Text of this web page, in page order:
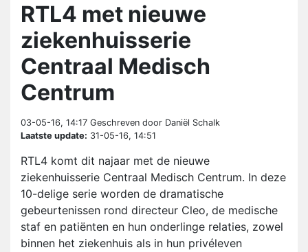
RTL4 met nieuwe
ziekenhuisserie
Centraal Medisch
Centrum
03-05-16, 14:17 Geschreven door Daniël Schalk
Laatste update: 31-05-16, 14:51
RTL4 komt dit najaar met de nieuwe
ziekenhuisserie Centraal Medisch Centrum. In deze
10-delige serie worden de dramatische
gebeurtenissen rond directeur Cleo, de medische
staf en patiënten en hun onderlinge relaties, zowel
binnen het ziekenhuis als in hun privéleven